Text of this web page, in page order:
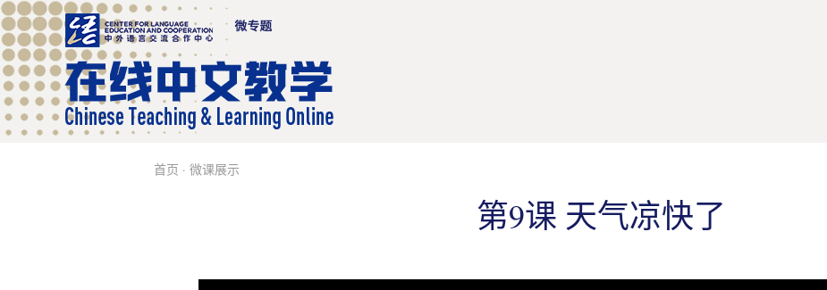
首页 · 微课展示
第9课 天气凉快了